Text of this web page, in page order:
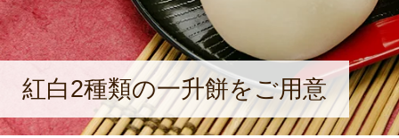
紅白2種類の一升餅をご用意